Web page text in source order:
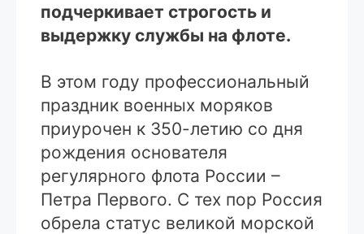
подчеркивает строгость и
выдержку службы на флоте.
В этом году профессиональный
праздник военных моряков
приурочен к 350-летию со дня
рождения основателя
регулярного флота России –
Петра Первого. С тех пор Россия
обрела статус великой морской